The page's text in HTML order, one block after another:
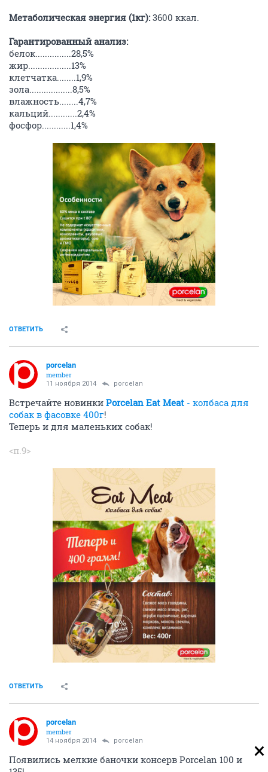
Метаболическая энергия (1кг):3600 ккал.
Гарантированный анализ:
белок...............28,5%
жир..................13%
клетчатка........1,9%
зола..................8,5%
влажность........4,7%
кальций............2,4%
фосфор............1,4%
ОТВЕТИТЬ
porcelan
member
11 ноября 2014 porcelan
Встречайте новинки Porcelan Eat Meat - колбаса для
собак в фасовке 400г!
Теперь и для маленьких собак!
<п.9>
ОТВЕТИТЬ
porcelan
member
14 ноября 2014 porcelan
Появились мелкие баночки консерв Porcelan 100 и